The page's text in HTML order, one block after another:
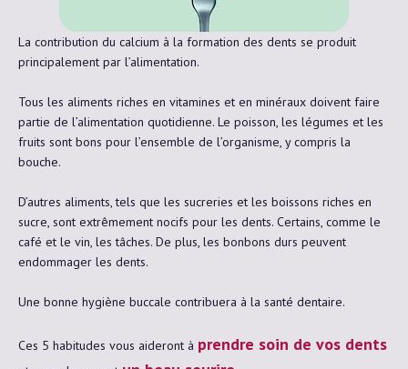
La contribution du calcium à la formation des dents se produit
principalement par l’alimentation.
Tous les aliments riches en vitamines et en minéraux doivent faire
partie de l’alimentation quotidienne. Le poisson, les légumes et les
fruits sont bons pour l’ensemble de l’organisme, y compris la
bouche.
D’autres aliments, tels que les sucreries et les boissons riches en
sucre, sont extrêmement nocifs pour les dents. Certains, comme le
café et le vin, les tâches. De plus, les bonbons durs peuvent
endommager les dents.
Une bonne hygiène buccale contribuera à la santé dentaire.
Ces 5 habitudes vous aideront à prendre soin de vos dents